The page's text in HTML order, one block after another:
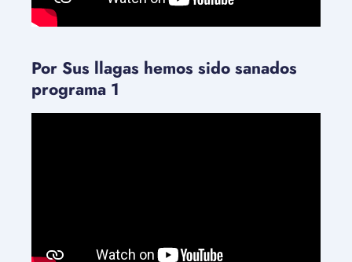
Por Sus llagas hemos sido sanados
programa 1